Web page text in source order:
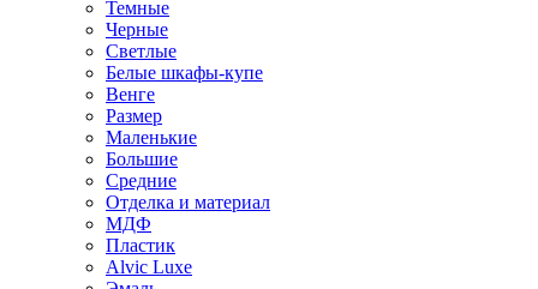
Темные
Черные
Светлые
Белые шкафы-купе
Венге
Размер
Маленькие
Большие
Средние
Отделка и материал
МДФ
Пластик
Alvic Luxe